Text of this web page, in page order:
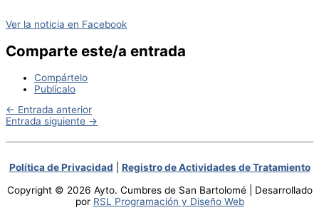
Ver la noticia en Facebook
Comparte este/a entrada
Compártelo
Publícalo
← Entrada anterior
Entrada siguiente →
Política de Privacidad
Registro de Actividades de Tratamiento
Copyright © 2026 Ayto. Cumbres de San Bartolomé | Desarrollado
por RSL Programación y Diseño Web